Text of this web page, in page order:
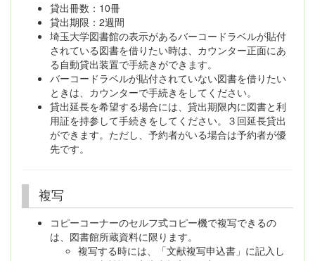
貸出冊数：10冊
貸出期限：2週間
埼玉大学図書館の表示があるバーコードラベルが貼付
されている図書を借りたい時は、カウンター正面にあ
る自動貸出装置で手続きができます。
バーコードラベルが貼付されていない図書を借りたい
ときは、カウンターで手続きをしてください。
貸出延長を希望する場合には、貸出期限内に図書と利
用証を持参して手続きをしてください。３回延長貸出
ができます。ただし、予約者がいる場合は予約者が優
先です。
複写
コピーコーナーのセルフ式コピー機で複写できるの
は、図書館所蔵資料に限ります。
複写する時には、「文献複写申込書」に記入し